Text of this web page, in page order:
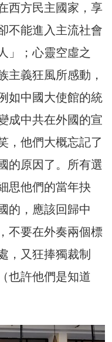
西方民主國家，享
不能進入主流社會
」；心靈空虛之
主義狂風所感動，
如中國大使館的統
成中共在外國的宣
，他們大概忘記了
的原因了。所有選
思他們的當年抉
的，應該回歸中
不要在外奏兩個標
，又狂捧獨裁制
也許他們是知道